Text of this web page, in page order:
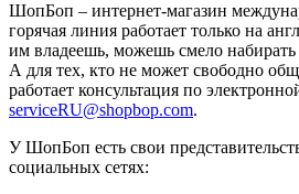
ШопБоп – интернет-магазин
горячая линия работает только на
им владеешь, можешь смело
А для тех, кто не может свободно
работает консультация по
serviceRU@shopbop.com.
У ШопБоп есть свои
социальных сетях: